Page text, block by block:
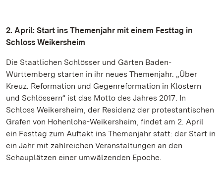
2. April: Start ins Themenjahr mit einem Festtag in
Schloss Weikersheim
Die Staatlichen Schlösser und Gärten Baden-
Württemberg starten in ihr neues Themenjahr. „Über
Kreuz. Reformation und Gegenreformation in Klöstern
und Schlössern“ ist das Motto des Jahres 2017. In
Schloss Weikersheim, der Residenz der protestantischen
Grafen von Hohenlohe-Weikersheim, findet am 2. April
ein Festtag zum Auftakt ins Themenjahr statt: der Start in
ein Jahr mit zahlreichen Veranstaltungen an den
Schauplätzen einer umwälzenden Epoche.